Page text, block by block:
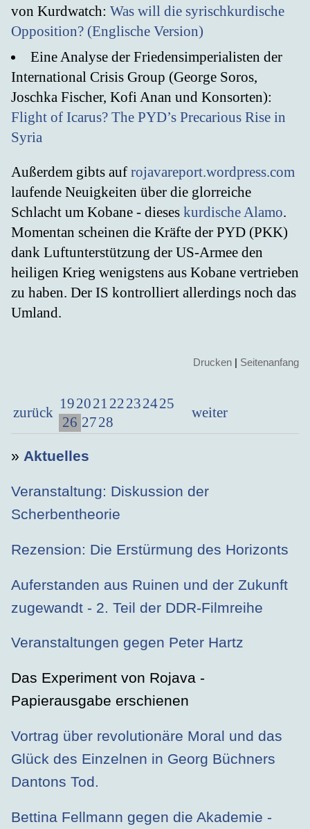
von Kurdwatch: Was will die syrischkurdische
Opposition? (Englische Version)
Eine Analyse der Friedensimperialisten der
International Crisis Group (George Soros,
Joschka Fischer, Kofi Anan und Konsorten):
Flight of Icarus? The PYD’s Precarious Rise in
Syria
Außerdem gibts auf rojavareport.wordpress.com
laufende Neuigkeiten über die glorreiche
Schlacht um Kobane - dieses kurdische Alamo.
Momentan scheinen die Kräfte der PYD (PKK)
dank Luftunterstützung der US-Armee den
heiligen Krieg wenigstens aus Kobane vertrieben
zu haben. Der IS kontrolliert allerdings noch das
Umland.
Drucken | Seitenanfang
zurück
19202122232425
26 2728
weiter
» Aktuelles
Veranstaltung: Diskussion der
Scherbentheorie
Rezension: Die Erstürmung des Horizonts
Auferstanden aus Ruinen und der Zukunft
zugewandt - 2. Teil der DDR-Filmreihe
Veranstaltungen gegen Peter Hartz
Das Experiment von Rojava -
Papierausgabe erschienen
Vortrag über revolutionäre Moral und das
Glück des Einzelnen in Georg Büchners
Dantons Tod.
Bettina Fellmann gegen die Akademie -